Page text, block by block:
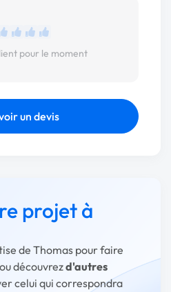
pour le moment
un devis
projet à
de Thomas pour faire
découvrezd'autres
celui qui correspondra